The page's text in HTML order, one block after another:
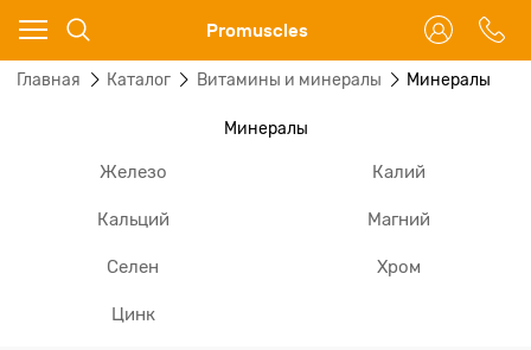
Promuscles
Главная Каталог Витамины и минералы Минералы
Минералы
Железо Калий
Кальций Магний
Селен Хром
Цинк
Ваш город - Москва,
угадали?
ДА НЕТ